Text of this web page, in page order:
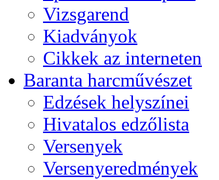
Vizsgarend
Kiadványok
Cikkek az interneten
Baranta harcművészet
Edzések helyszínei
Hivatalos edzőlista
Versenyek
Versenyeredmények